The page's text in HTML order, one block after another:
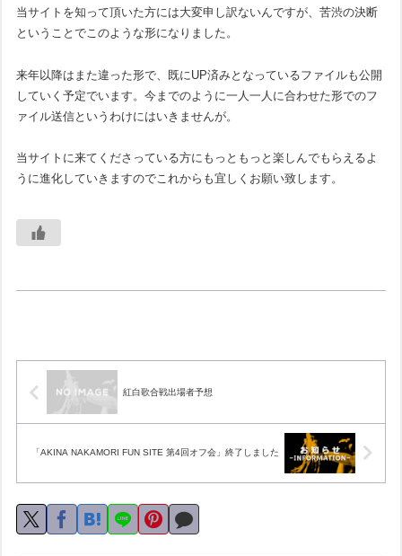
当サイトを知って頂いた方には大変申し訳ないんですが、苦渋の決断
ということでこのような形になりました。
来年以降はまた違った形で、既にUP済みとなっているファイルも公開
していく予定でいます。今までのように一人一人に合わせた形でのフ
ァイル送信というわけにはいきませんが。
当サイトに来てくださっている方にもっともっと楽しんでもらえるよ
うに進化していきますのでこれからも宜しくお願い致します。
紅白歌合戦出場者予想
「AKINA NAKAMORI FUN SITE 第4回オフ会」終了しました